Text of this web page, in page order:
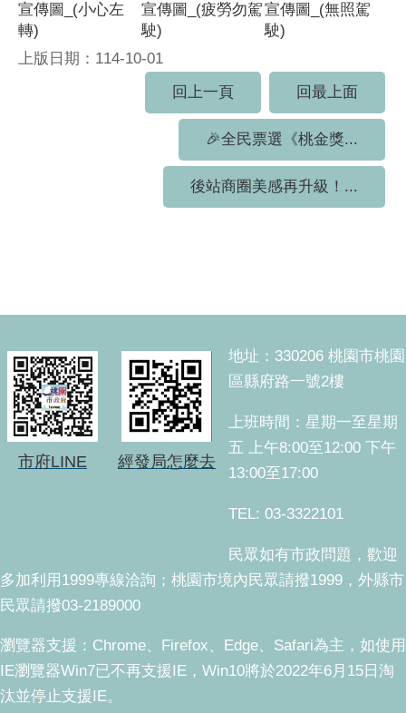
宣傳圖_(小心左
轉)
宣傳圖_(疲勞勿駕
駛)
宣傳圖_(無照駕
駛)
上版日期：114-10-01
回上一頁
回最上面
🎉全民票選《桃金獎...
後站商圈美感再升級！...
:::
市府LINE 經發局怎麼去
地址：330206 桃園市桃園
區縣府路一號2樓
上班時間：星期一至星期
五 上午8:00至12:00 下午
13:00至17:00
TEL: 03-3322101
民眾如有市政問題，歡迎
多加利用1999專線洽詢；桃園市境內民眾請撥1999，外縣市
民眾請撥03-2189000
瀏覽器支援：Chrome、Firefox、Edge、Safari為主，如使用
IE瀏覽器Win7已不再支援IE，Win10將於2022年6月15日淘
汰並停止支援IE。